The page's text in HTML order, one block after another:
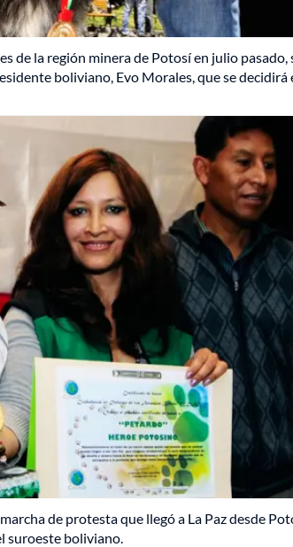
de la región minera de Potosí en julio pasado,
boliviano, Evo Morales, que se
de protesta que llegó a La Paz desde
suroeste boliviano.